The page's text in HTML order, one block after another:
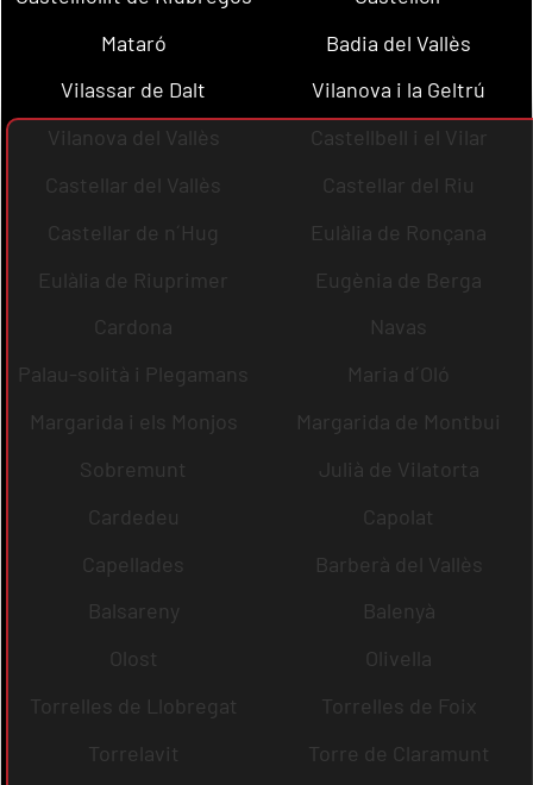
Mataró
Badia del Vallès
Vilassar de Dalt
Vilanova i la Geltrú
Vilanova del Vallès
Castellbell i el Vilar
Castellar del Vallès
Castellar del Riu
Castellar de n´Hug
Eulàlia de Ronçana
Eulàlia de Riuprimer
Eugènia de Berga
Cardona
Navas
Palau-solità i Plegamans
Maria d´Oló
Margarida i els Monjos
Margarida de Montbui
Sobremunt
Julià de Vilatorta
Cardedeu
Capolat
Capellades
Barberà del Vallès
Balsareny
Balenyà
Olost
Olivella
Torrelles de Llobregat
Torrelles de Foix
Torrelavit
Torre de Claramunt